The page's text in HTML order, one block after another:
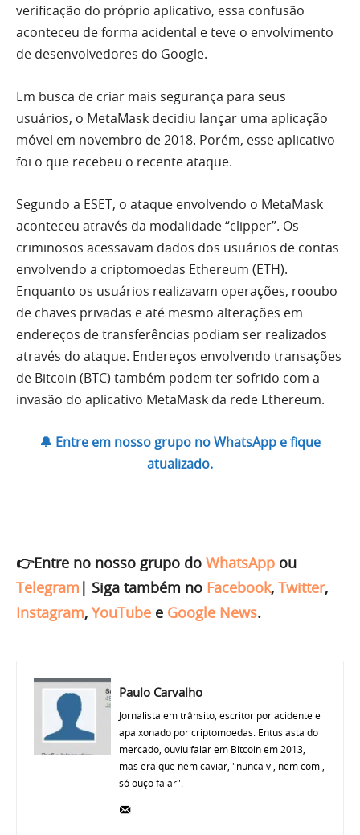
verificação do próprio aplicativo, essa confusão
aconteceu de forma acidental e teve o envolvimento
de desenvolvedores do Google.
Em busca de criar mais segurança para seus
usuários, o MetaMask decidiu lançar uma aplicação
móvel em novembro de 2018. Porém, esse aplicativo
foi o que recebeu o recente ataque.
Segundo a ESET, o ataque envolvendo o MetaMask
aconteceu através da modalidade “clipper”. Os
criminosos acessavam dados dos usuários de contas
envolvendo a criptomoedas Ethereum (ETH).
Enquanto os usuários realizavam operações, rooubo
de chaves privadas e até mesmo alterações em
endereços de transferências podiam ser realizados
através do ataque. Endereços envolvendo transações
de Bitcoin (BTC) também podem ter sofrido com a
invasão do aplicativo MetaMask da rede Ethereum.
🔔 Entre em nosso grupo no WhatsApp e fique
atualizado.
👉Entre no nosso grupo do WhatsApp ou
Telegram | Siga também no Facebook, Twitter,
Instagram, YouTube e Google News.
Paulo Carvalho
Jornalista em trânsito, escritor por acidente e
apaixonado por criptomoedas. Entusiasta do
mercado, ouviu falar em Bitcoin em 2013,
mas era que nem caviar, "nunca vi, nem comi,
só ouço falar".